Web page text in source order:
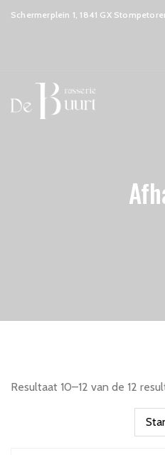
Schermerplein 1, 1841 GX
Resultaat 10–12 van de 12